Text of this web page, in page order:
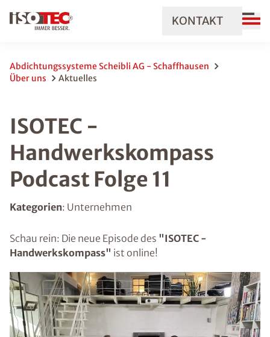
KONTAKT
Abdichtungssysteme Scheibli AG - Schaffhausen
Über uns
Aktuelles
ISOTEC -
Handwerkskompass
Podcast Folge 11
Kategorien: Unternehmen
Schau rein: Die neue Episode des "ISOTEC -
Handwerkskompass" ist online!